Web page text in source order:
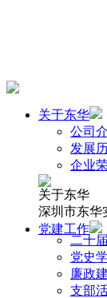
关于东华
公司
发展
企业
关于东华
深圳市东华
党建工作
二十
党史
廉政
支部